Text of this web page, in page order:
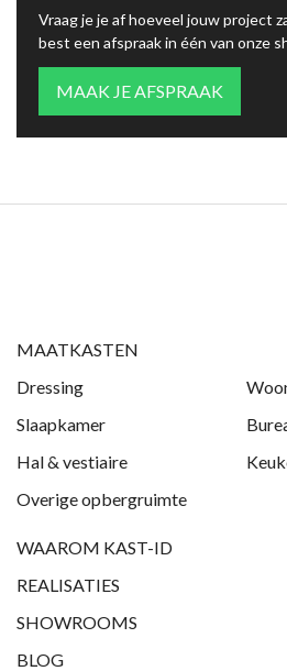
Vraag je je af hoeveel jouw project
best een afspraak in één van onze
MAAK JE AFSPRAAK
MAATKASTEN
Dressing
Slaapkamer
Hal & vestiaire
Overige opbergruimte
WAAROM KAST-ID
REALISATIES
SHOWROOMS
BLOG